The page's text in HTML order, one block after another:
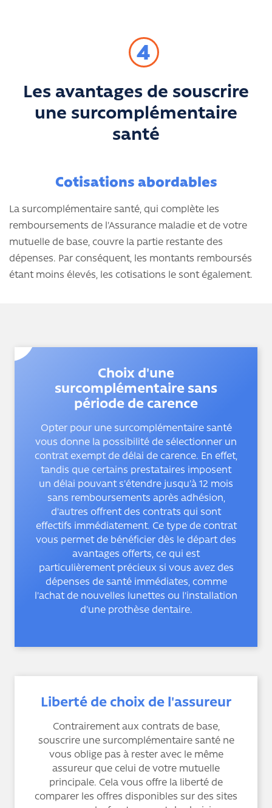
4
Les avantages de souscrire
une surcomplémentaire
santé
Cotisations abordables
La surcomplémentaire santé, qui complète les
remboursements de l'Assurance maladie et de votre
mutuelle de base, couvre la partie restante des
dépenses. Par conséquent, les montants remboursés
étant moins élevés, les cotisations le sont également.
Choix d'une
surcomplémentaire sans
période de carence
Opter pour une surcomplémentaire santé
vous donne la possibilité de sélectionner un
contrat exempt de délai de carence. En effet,
tandis que certains prestataires imposent
un délai pouvant s'étendre jusqu'à 12 mois
sans remboursements après adhésion,
d'autres offrent des contrats qui sont
effectifs immédiatement. Ce type de contrat
vous permet de bénéficier dès le départ des
avantages offerts, ce qui est
particulièrement précieux si vous avez des
dépenses de santé immédiates, comme
l'achat de nouvelles lunettes ou l'installation
d'une prothèse dentaire.
Liberté de choix de l'assureur
Contrairement aux contrats de base,
souscrire une surcomplémentaire santé ne
vous oblige pas à rester avec le même
assureur que celui de votre mutuelle
principale. Cela vous offre la liberté de
comparer les offres disponibles sur des sites